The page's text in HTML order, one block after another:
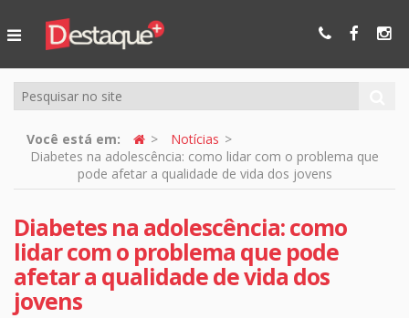
Online
Você está em:
Notícias
Diabetes na adolescência: como lidar com o problema que
pode afetar a qualidade de vida dos jovens
Diabetes na adolescência: como
lidar com o problema que pode
afetar a qualidade de vida dos
jovens